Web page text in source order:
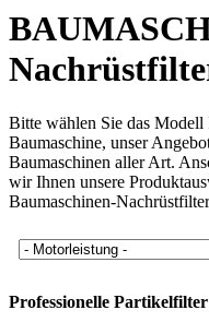
Bitte wählen Sie das Modell
Baumaschine, unser
Baumaschinen aller Art.
wir Ihnen unsere
Baumaschinen-
Professionelle